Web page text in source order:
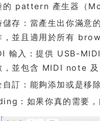
的 pattern 產生器（
儲存：當產生出你滿意
，並且適用於所有
輸入：提供 USB-
，並包含 MIDI note
自訂：能夠添加或是移
：如果你真的需要